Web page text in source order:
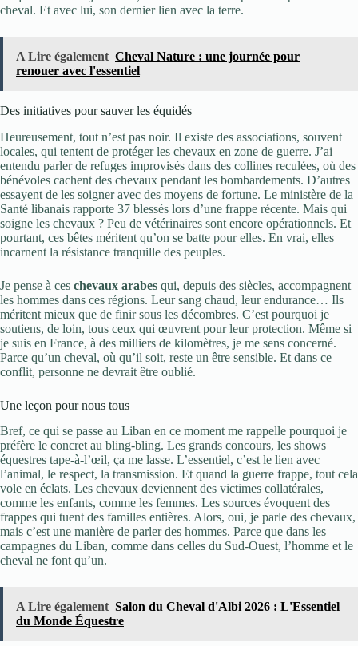
cheval. Et avec lui, son dernier lien avec la terre.
A Lire également Cheval Nature : une journée pour
renouer avec l'essentiel
Des initiatives pour sauver les équidés
Heureusement, tout n’est pas noir. Il existe des associations, souvent
locales, qui tentent de protéger les chevaux en zone de guerre. J’ai
entendu parler de refuges improvisés dans des collines reculées, où des
bénévoles cachent des chevaux pendant les bombardements. D’autres
essayent de les soigner avec des moyens de fortune. Le ministère de la
Santé libanais rapporte 37 blessés lors d’une frappe récente. Mais qui
soigne les chevaux ? Peu de vétérinaires sont encore opérationnels. Et
pourtant, ces bêtes méritent qu’on se batte pour elles. En vrai, elles
incarnent la résistance tranquille des peuples.
Je pense à ces chevaux arabes qui, depuis des siècles, accompagnent
les hommes dans ces régions. Leur sang chaud, leur endurance… Ils
méritent mieux que de finir sous les décombres. C’est pourquoi je
soutiens, de loin, tous ceux qui œuvrent pour leur protection. Même si
je suis en France, à des milliers de kilomètres, je me sens concerné.
Parce qu’un cheval, où qu’il soit, reste un être sensible. Et dans ce
conflit, personne ne devrait être oublié.
Une leçon pour nous tous
Bref, ce qui se passe au Liban en ce moment me rappelle pourquoi je
préfère le concret au bling-bling. Les grands concours, les shows
équestres tape-à-l’œil, ça me lasse. L’essentiel, c’est le lien avec
l’animal, le respect, la transmission. Et quand la guerre frappe, tout cela
vole en éclats. Les chevaux deviennent des victimes collatérales,
comme les enfants, comme les femmes. Les sources évoquent des
frappes qui tuent des familles entières. Alors, oui, je parle des chevaux,
mais c’est une manière de parler des hommes. Parce que dans les
campagnes du Liban, comme dans celles du Sud-Ouest, l’homme et le
cheval ne font qu’un.
A Lire également Salon du Cheval d'Albi 2026 : L'Essentiel
du Monde Équestre